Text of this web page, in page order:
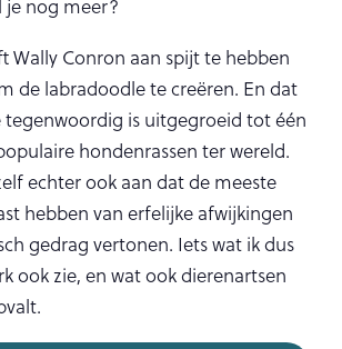
je nog meer?
Wally Conron aan spijt te hebben
de labradoodle te creëren. En dat
tegenwoordig is uitgegroeid tot één
hondenrassen ter wereld.
echter ook aan dat de meeste
hebben van erfelijke afwijkingen
gedrag vertonen. Iets wat ik dus
ook zie, en wat ook dierenartsen